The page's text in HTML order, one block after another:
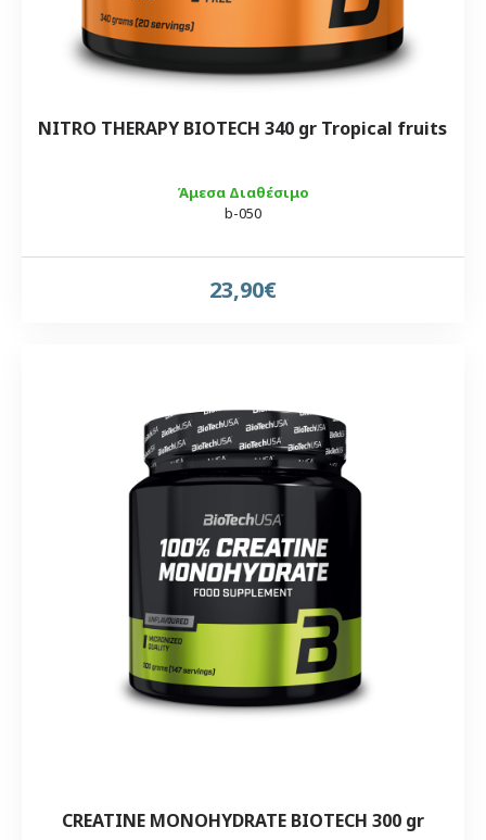
Άμεσα Διαθέσιμο
b-050
NITRO THERAPY BIOTECH 340 gr Tropical fruits
23,90€
CREATINE MONOHYDRATE BIOTECH 300 gr